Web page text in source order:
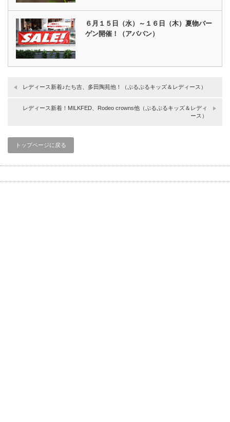
６月１５日（水）～１６日（木）夏物バー
ゲン開催！（アババン）
レディース新着♪たち吉、多田陶苑他！（ぷるぷるキッズ＆レディース）
レディース新着！MILKFED、Rodeo crowns他（ぷるぷるキッズ＆レディ
ース）
トップページに戻る